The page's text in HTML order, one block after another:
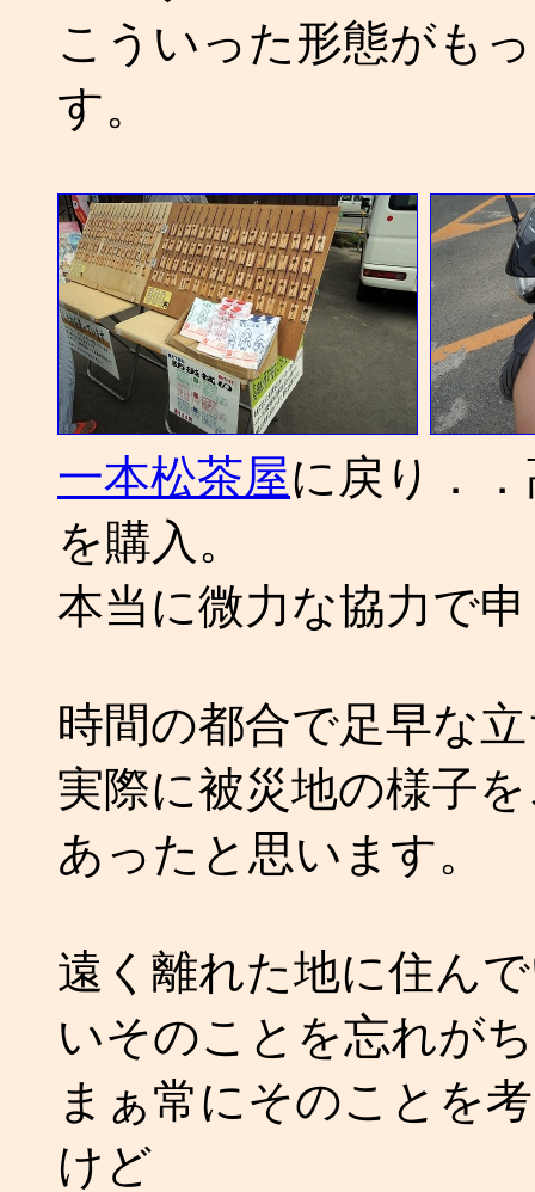
こういった形態がも
す。
一本松茶屋に戻り．
を購入。
本当に微力な協力で
時間の都合で足早な
実際に被災地の様子
あったと思います。
遠く離れた地に住ん
いそのことを忘れが
まぁ常にそのことを
けど